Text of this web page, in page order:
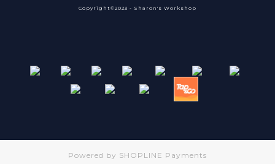
Copyright©2023 - Sharon's Workshop
Powered by SHOPLINE Payments